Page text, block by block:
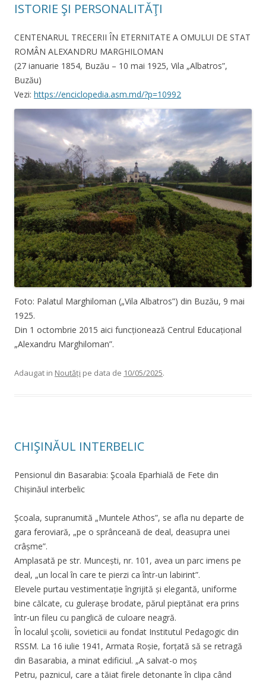
ISTORIE ŞI PERSONALITĂŢI
CENTENARUL TRECERII ÎN ETERNITATE A OMULUI DE STAT
ROMÂN ALEXANDRU MARGHILOMAN
(27 ianuarie 1854, Buzău – 10 mai 1925, Vila „Albatros”,
Buzău)
Vezi: https://enciclopedia.asm.md/?p=10992
Foto: Palatul Marghiloman („Vila Albatros”) din Buzău, 9 mai
1925.
Din 1 octombrie 2015 aici funcționează Centrul Educațional
„Alexandru Marghiloman”.
Adaugat in Noutăți pe data de 10/05/2025.
CHIŞINĂUL INTERBELIC
Pensionul din Basarabia: Şcoala Eparhială de Fete din
Chișinăul interbelic
Școala, supranumită „Muntele Athos”, se afla nu departe de
gara feroviară, „pe o sprânceană de deal, deasupra unei
crâșme”.
Amplasată pe str. Muncești, nr. 101, avea un parc imens pe
deal, „un local în care te pierzi ca într-un labirint”.
Elevele purtau vestimentație îngrijită și elegantă, uniforme
bine călcate, cu gulerașe brodate, părul pieptănat era prins
într-un fileu cu panglică de culoare neagră.
În localul şcolii, sovieticii au fondat Institutul Pedagogic din
RSSM. La 16 iulie 1941, Armata Roșie, forțată să se retragă
din Basarabia, a minat edificiul. „A salvat-o moș
Petru, paznicul, care a tăiat firele detonante în clipa când